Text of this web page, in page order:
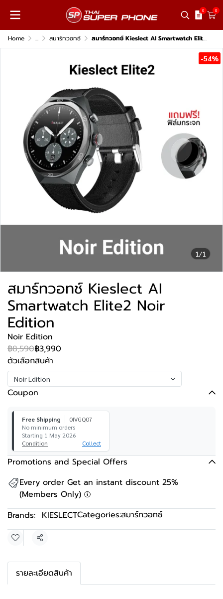
0 0
Home ... สมาร์ทวอทช์ สมาร์ทวอทช์ Kieslect AI Smartwatch Elite2 Noir Edition
1/1
-54%
สมาร์ทวอทช์ Kieslect AI
Smartwatch Elite2 Noir
Edition
Noir Edition
฿8,590฿3,990
ตัวเลือกสินค้า
Noir Edition
Coupon
Free Shipping
0IVGQ07
No minimum orders
Starting 1 May 2026
Condition
Collect
Promotions and Special Offers
Every order Get an instant discount 25%
(Members Only)
Brands: KIESLECTCategories:สมาร์ทวอทช์
Share
รายละเอียดสินค้า